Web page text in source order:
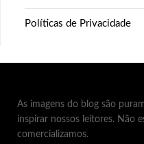
Políticas de Privacidade
As imagens do blog são
inspirar nossos leitores. Não
comercializamos.